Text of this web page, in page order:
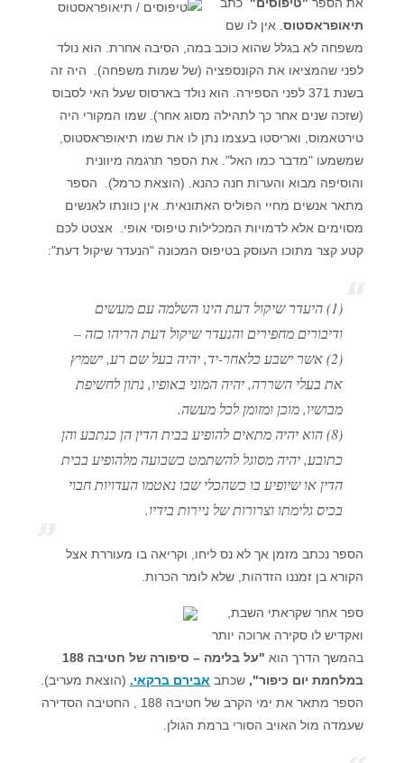
תיאופראסטוס. אין לו שם
משפחה לא בגלל שהוא כוכב במה, הסיבה אחרת. הוא נולד
לפני שהמציאו את הקונספציה (של שמות משפחה). היה זה
בשנת 371 לפני הספירה. הוא נולד בארסוס שעל האי לסבוס
(שזכה שנים אחר כך לתהילה מסוג אחר). שמו המקורי היה
טירטאמוס, ואריסטו בעצמו נתן לו את שמו תיאופראסטוס,
שמשמעו "מדבר כמו האל". את הספר תרגמה מיוונית
והוסיפה מבוא והערות חנה כהנא. (הוצאת כרמל). הספר
מתאר אנשים מחיי הפוליס האתונאית. אין כוונתו לאנשים
מסוימים אלא לדמויות המכלילות טיפוסי אופי. אצטט לכם
קטע קצר מתוכו העוסק בטיפוס המכונה "הנעדר שיקול דעת":
(1) היעדר שיקול דעת הינו השלמה עם מעשים
ודיבורים מחפירים והנעדר שיקול דעת הריהו כזה –
(2) אשר ישבע כלאחר-יד, יהיה בעל שם רע, ישמיץ
את בעלי השררה, יהיה המוני באופיו, נתון לחשיפת
מבושיו, מוכן ומזומן לכל מעשה.
(8) הוא יהיה מתאים להופיע בבית הדין הן כנתבע והן
כתובע, יהיה מסוגל להשתמט בשבועה מלהופיע בבית
הדין או שיופיע בו כשהכלי שבו נאטמו העדויות חבוי
בכיס גלימתו וצרורות של ניירות בידיו.
הספר נכתב מזמן אך לא נס ליחו, וקריאה בו מעוררת אצל
הקורא בן זמננו הזדהות, שלא לומר הכרות.
ספר אחר שקראתי השבת,
ואקדיש לו סקירה ארוכה יותר
בהמשך הדרך הוא
"על בלימה – סיפורה של חטיבה 188
במלחמת יום כיפור", שכתב אבירם ברקאי. (הוצאת מעריב).
הספר מתאר את ימי הקרב של חטיבה 188 , החטיבה הסדירה
שעמדה מול האויב הסורי ברמת הגולן.